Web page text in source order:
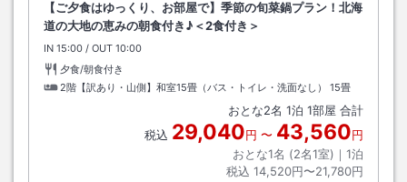
【ご夕食はゆっくり、お部屋で】季節の旬菜鍋プラン！北海
道の大地の恵みの朝食付き♪＜2食付き＞
IN チェックイン
15:00 / OUT チェックアウト
10:00
夕食/朝食付き
2階【訳あり・山側】和室15畳（バス・トイレ・洗面なし）
15畳
おとな2名 1泊 1部屋 合計
税込 29,040円 〜 43,560円
おとな1名 (2名1室)｜ 1泊
税込 14,520円〜21,780円